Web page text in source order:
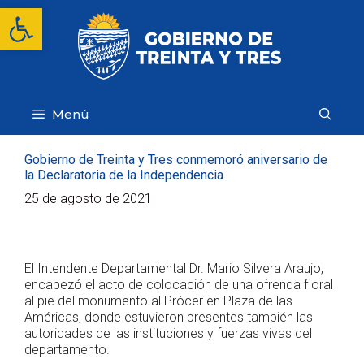
Abrir barra de herramientas
Saltar
contenido
Menú
Gobierno de Treinta y Tres conmemoró aniversario de
la Declaratoria de la Independencia
25 de agosto de 2021
El Intendente Departamental Dr. Mario Silvera Araujo,
encabezó el acto de colocación de una ofrenda floral
al pie del monumento al Prócer en Plaza de las
Américas, donde estuvieron presentes también las
autoridades de las instituciones y fuerzas vivas del
departamento.